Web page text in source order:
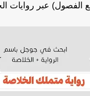
الفصول) عبر روايات